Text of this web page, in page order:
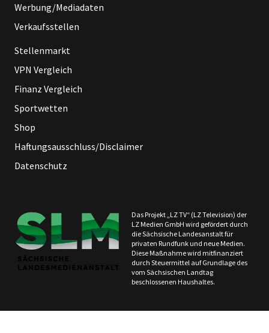
Werbung/Mediadaten
Verkaufsstellen
Stellenmarkt
VPN Vergleich
Finanz Vergleich
Sportwetten
Shop
Haftungsausschluss/Disclaimer
Datenschutz
Das Projekt „LZ TV“ (LZ Television) der
LZ Medien GmbH wird gefördert durch
die Sächsische Landesanstalt für
privaten Rundfunk und neue Medien.
Diese Maßnahme wird mitfinanziert
durch Steuermittel auf Grundlage des
vom Sächsischen Landtag
beschlossenen Haushaltes.